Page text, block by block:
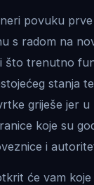
povuku prve
s radom na
što trenutno
stanja
griješe jer
koje su
i
će vam